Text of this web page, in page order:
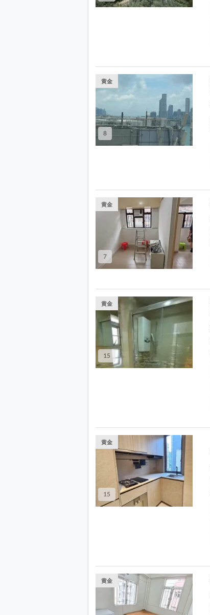
8
黄金
7
黄金
15
黄金
15
黄金
黄金